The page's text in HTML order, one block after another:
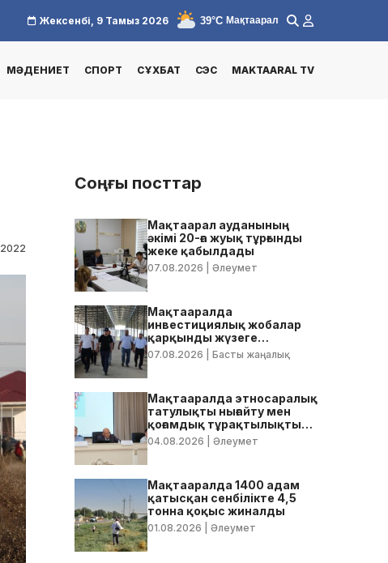
Жексенбі, 9 Тамыз 2026 39°C Мақтаарал
МӘДЕНИЕТ СПОРТ СҰХБАТ СЭС MAKTAARAL TV
2022
Соңғы посттар
Мақтаарал ауданының
әкімі 20-ға жуық тұрғынды
жеке қабылдады
07.08.2026 | Әлеумет
Мақтааралда
инвестициялық жобалар
қарқынды жүзеге
асырылуда
07.08.2026 | Басты жаңалық
Мақтааралда этносаралық
татулықты нығайту мен
қоғамдық тұрақтылықты
қамтамасыз ету бойынша
жедел кеңес өтті
04.08.2026 | Әлеумет
Мақтааралда 1400 адам
қатысқан сенбілікте 4,5
тонна қоқыс жиналды
01.08.2026 | Әлеумет